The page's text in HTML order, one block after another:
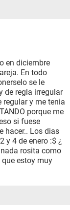
en diciembre
En todo
se le
de regla irregular
regular y me tenia
porque me
si fuese
hacer.. Los dias
y 4 de enero :$ ¿
rosita como
estoy muy